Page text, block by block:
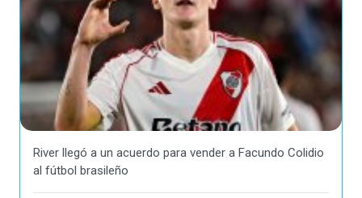
River llegó a un acuerdo para vender a Facundo Colidio
al fútbol brasileño